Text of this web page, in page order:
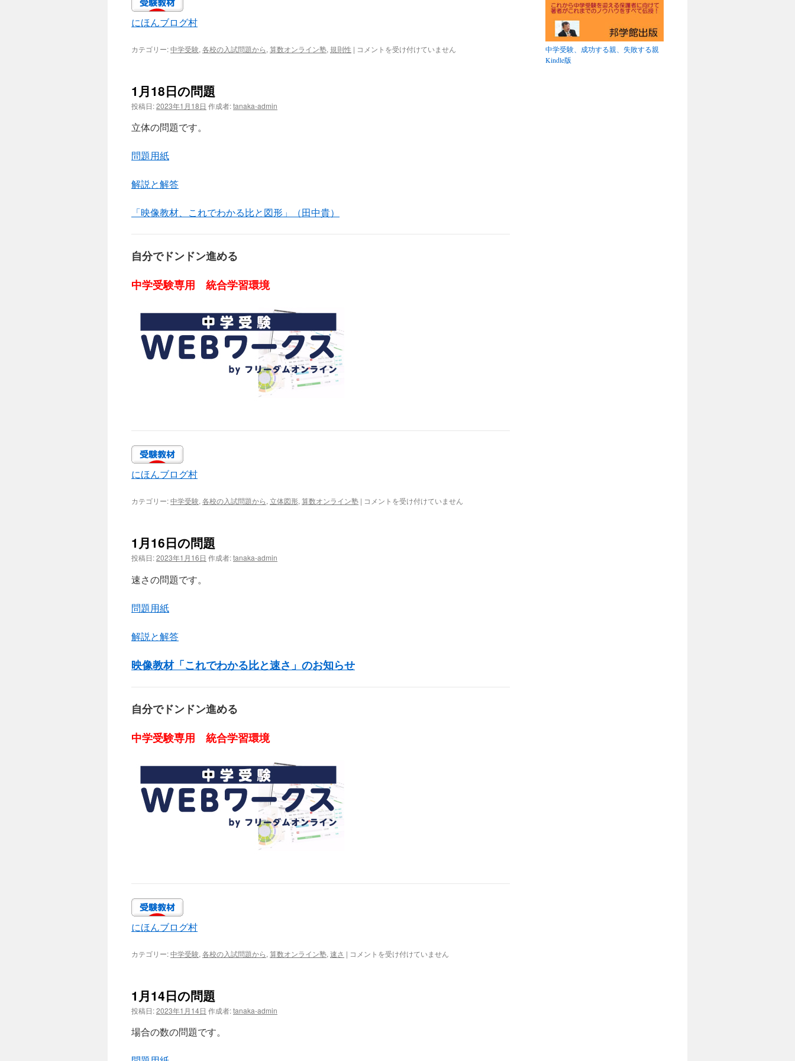
にほんブログ村
カテゴリー:中学受験, 各校の入試問題から, 算数オンライン塾, 規則性 | 1コメントを受け付けていません
1月18日の問題
投稿日:2023年1月18日 作成者:tanaka-admin
立体の問題です。
問題用紙
解説と解答
「映像教材、これでわかる比と図形」（田中貴）
自分でドンドン進める
中学受験専用 統合学習環境
にほんブログ村
カテゴリー:中学受験, 各校の入試問題から, 立体図形, 算数オンライン塾 | 1コメントを受け付けていません
1月16日の問題
投稿日:2023年1月16日 作成者:tanaka-admin
速さの問題です。
問題用紙
解説と解答
映像教材「これでわかる比と速さ」のお知らせ
自分でドンドン進める
中学受験専用 統合学習環境
にほんブログ村
カテゴリー:中学受験, 各校の入試問題から, 算数オンライン塾, 速さ | 1コメントを受け付けていません
1月14日の問題
投稿日:2023年1月14日 作成者:tanaka-admin
場合の数の問題です。
中学受験、成功する親、失敗する親
Kindle版